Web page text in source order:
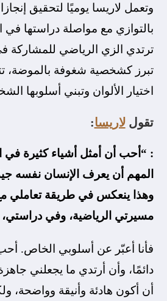
وتعمل لاريسا يوميًا لتحقيق
بالتوازي مع مواصلة دراستها في
ترتدي الزي الرياضي للمشاركة
تبرز كشخصية شغوفة بالموضة،
اختيار الألوان وتبني أسلوبها
تقوللاريسا:
: “أحب أن أمثل أشياء كثيرة
المهم أن يعرف الإنسان نفسه
وهذا ينعكس في طريقة تعاملي
مسيرتي الرياضية، وفي
فأنا أعبّر عن أسلوبي الخاص.
دائمًا، وأن أرتدي ما يجعلني
أن أكون هادئة وأنيقة